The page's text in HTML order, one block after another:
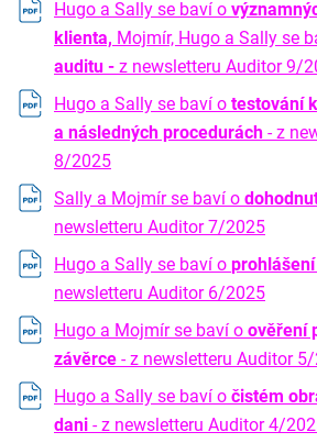
Hugo a Sally se baví o
klienta, Mojmír, Hugo a Sally se
auditu - z newsletteru Auditor 9/
Hugo a Sally se baví o testování
a následných procedurách - z
8/2025
Sally a Mojmír se baví o
newsletteru Auditor 7/2025
Hugo a Sally se baví o
newsletteru Auditor 6/2025
Hugo a Mojmír se baví o ověření
závěrce - z newsletteru Auditor
Hugo a Sally se baví o čistém
dani - z newsletteru Auditor 4/